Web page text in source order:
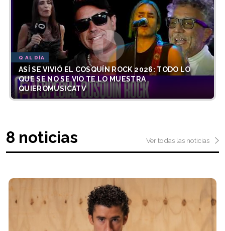
Q AL DÍA
ASÍ SE VIVIÓ EL COSQUÍN ROCK 2026: TODO LO
QUE SE NO SE VIO TE LO MUESTRA
QUIEROMUSICATV
8 noticias Ver todas las noticias